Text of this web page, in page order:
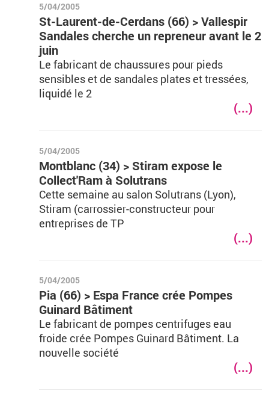
5/04/2005
St-Laurent-de-Cerdans (66) > Vallespir
Sandales cherche un repreneur avant le 2
juin
Le fabricant de chaussures pour pieds
sensibles et de sandales plates et tressées,
liquidé le 2
(...)
5/04/2005
Montblanc (34) > Stiram expose le
Collect'Ram à Solutrans
Cette semaine au salon Solutrans (Lyon),
Stiram (carrossier-constructeur pour
entreprises de TP
(...)
5/04/2005
Pia (66) > Espa France crée Pompes
Guinard Bâtiment
Le fabricant de pompes centrifuges eau
froide crée Pompes Guinard Bâtiment. La
nouvelle société
(...)